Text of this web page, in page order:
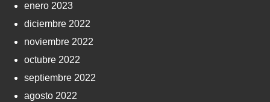
enero 2023
diciembre 2022
noviembre 2022
octubre 2022
septiembre 2022
agosto 2022